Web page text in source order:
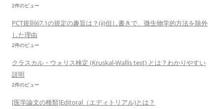
2件のビュー
PCT規則67.1の規定の趣旨は？(ii)但し書きで、微生物学的方法を除外
した理由
2件のビュー
クラスカル・ウォリス検定 (Kruskal-Wallis test) とは？わかりやすい
説明
2件のビュー
[医学論文の種類]Editoral（エディトリアル)とは？